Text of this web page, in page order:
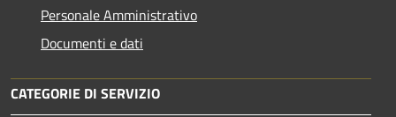
Personale Amministrativo
Documenti e dati
CATEGORIE DI SERVIZIO